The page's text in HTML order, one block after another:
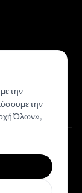
την
την
Όλων»,